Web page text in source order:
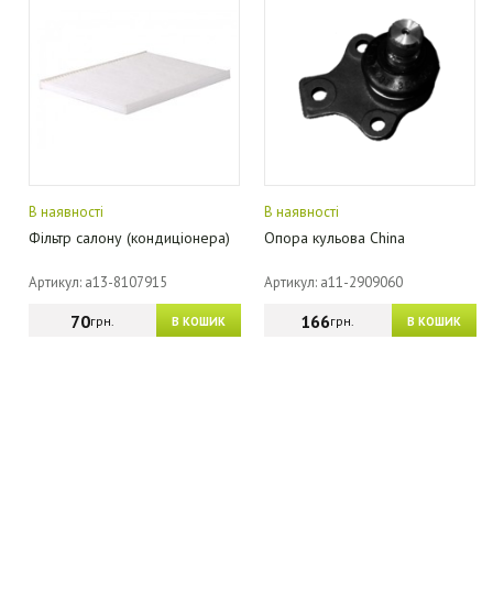
В наявності
Фільтр салону (кондиціонера)
Артикул: a13-8107915
В КОШИК
70грн.
В наявності
Опора кульова China
Артикул: a11-2909060
В КОШИК
166грн.